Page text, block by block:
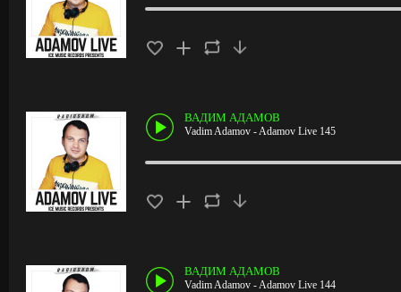
ВАДИМ АДАМОВ
Vadim Adamov - Adamov Live 145
ВАДИМ АДАМОВ
Vadim Adamov - Adamov Live 144